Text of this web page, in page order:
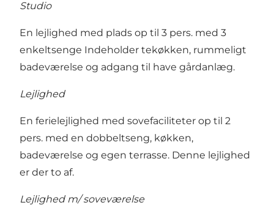
Studio
En lejlighed med plads op til 3 pers. med 3
enkeltsenge Indeholder tekøkken, rummeligt
badeværelse og adgang til have gårdanlæg.
Lejlighed
En ferielejlighed med sovefaciliteter op til 2
pers. med en dobbeltseng, køkken,
badeværelse og egen terrasse. Denne lejlighed
er der to af.
Lejlighed m/ soveværelse